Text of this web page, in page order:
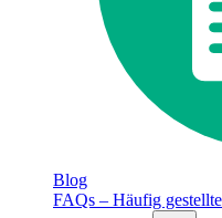
Blog
FAQs – Häufig